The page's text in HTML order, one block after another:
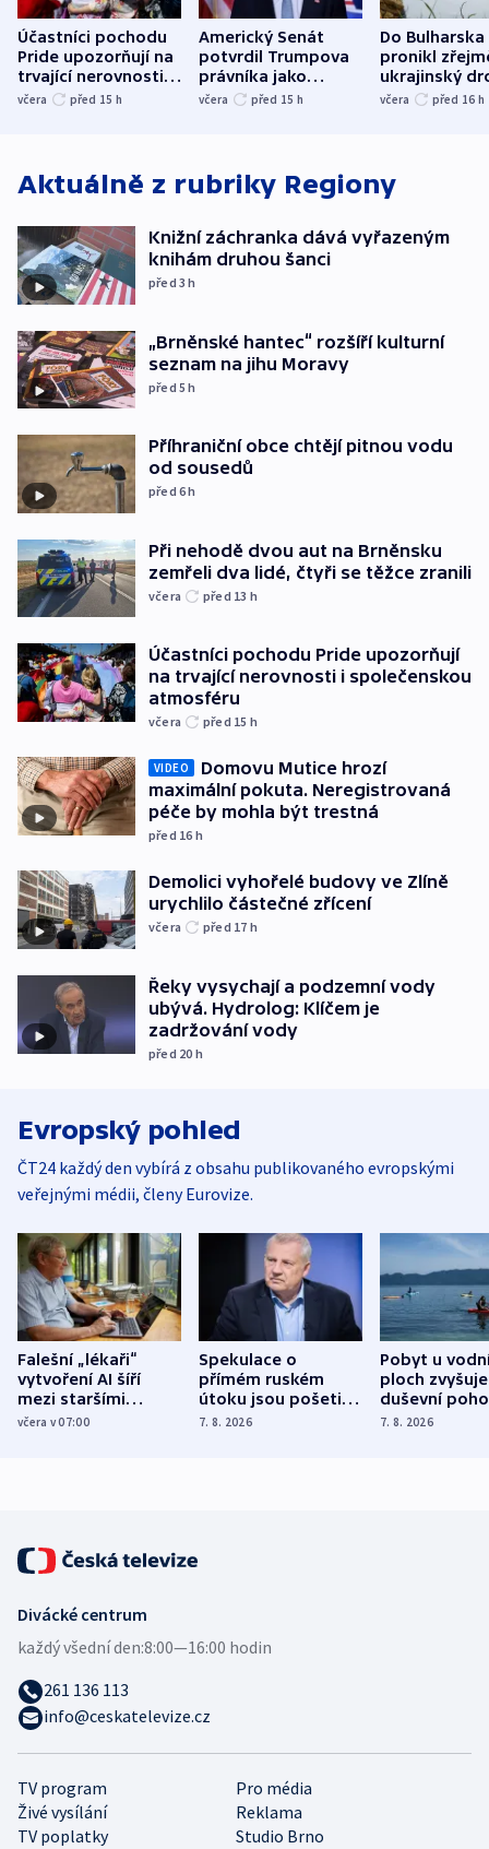
Účastníci pochodu
Pride upozorňují na
trvající nerovnosti i
společenskou
včera před 15 h
Americký Senát
potvrdil Trumpova
právníka jako
ministra
včera před 15 h
Do Bulharska
pronikl
ukrajinský
explodoval
včera před 16 h
Aktuálně z rubriky Regiony
Knižní záchranka dává vyřazeným
knihám druhou šanci
před 3h
„Brněnské hantec“ rozšíří kulturní
seznam na jihu Moravy
před 5h
Příhraniční obce chtějí pitnou vodu
od sousedů
před 6h
Při nehodě dvou aut na Brněnsku
zemřeli dva lidé, čtyři se těžce zranili
včera před 13 h
Účastníci pochodu Pride upozorňují
na trvající nerovnosti i společenskou
atmosféru
včera před 15 h
VIDEO
Domovu Mutice hrozí
maximální pokuta. Neregistrovaná
péče by mohla být trestná
před 16 h
Demolici vyhořelé budovy ve Zlíně
urychlilo částečné zřícení
včera před 17 h
Řeky vysychají a podzemní vody
ubývá. Hydrolog: Klíčem je
zadržování vody
před 20 h
Evropský pohled
ČT24 každý den vybírá z obsahu publikovaného evropskými
veřejnými médii, členy Eurovize.
Falešní „lékaři“
vytvoření AI šíří
mezi staršími
Poláky nebezpečné
včera v 07:00
Spekulace o
přímém ruském
útoku jsou pošetilé,
míní estonský
7. 8. 2026
Pobyt u
ploch zvyšuje
duševní
ukázala
7. 8. 2026
TV program
Pro média
Živé vysílání
Reklama
TV poplatky
Studio Brno
Divácké centrum
každý všední den:8:00—16:00 hodin
261 136 113
info@ceskatelevize.cz